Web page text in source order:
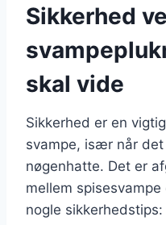
Sikkerhed
skal vide
Sikkerhed er en
svampe, især når
nøgenhatte. Det er
mellem
nogle sikkerhedstips: